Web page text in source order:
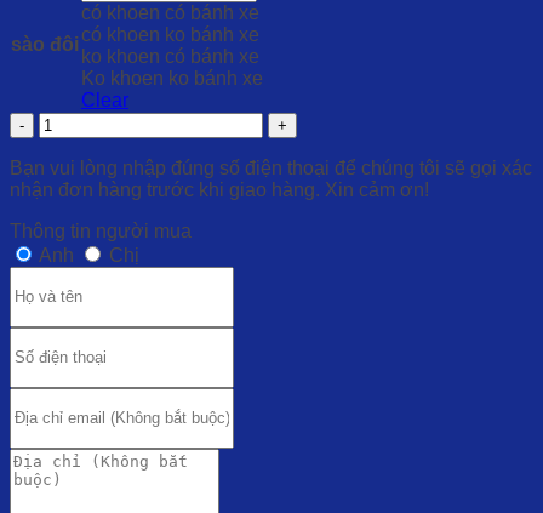
sào đôi
có khoen có bánh xe
có khoen ko bánh xe
ko khoen có bánh xe
Ko khoen ko bánh xe
Clear
Quantity
Bạn vui lòng nhập đúng số điện thoại để chúng tôi sẽ gọi xác
nhận đơn hàng trước khi giao hàng. Xin cảm ơn!
Thông tin người mua
Anh
Chị